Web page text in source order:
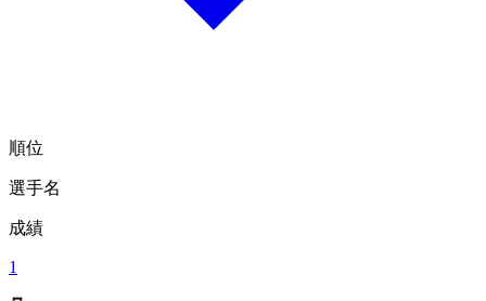
順位
選手名
成績
1